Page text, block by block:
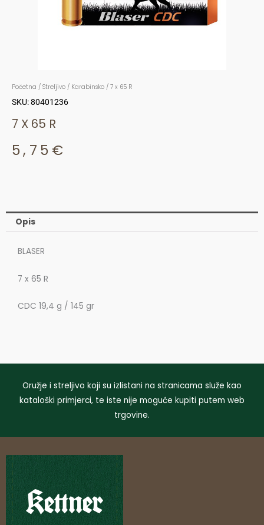
Početna / Streljivo / Karabinsko / 7 x 65 R
SKU: 80401236
7 X 65 R
5,75 €
Opis
BLASER
7 x 65 R
CDC 19,4 g / 145 gr
Oružje i streljivo koji su izlistani na stranicama služe kao
kataloški primjerci, te iste nije moguće kupiti putem web
trgovine.